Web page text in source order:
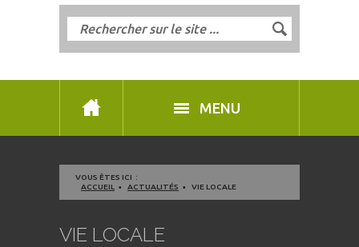
MENU
VOUS ÊTES ICI :
ACCUEIL
ACTUALITÉS VIE LOCALE
VIE LOCALE